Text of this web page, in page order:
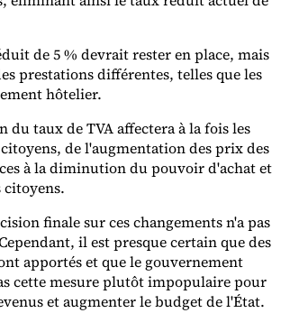
de 5 % devrait rester en place, mais
prestations différentes, telles que les
hôtelier.
du taux de TVA affectera à la fois les
de l'augmentation des prix des
à la diminution du pouvoir d'achat et
citoyens.
finale sur ces changements n'a pas
il est presque certain que des
apportés et que le gouvernement
cette mesure plutôt impopulaire pour
et augmenter le budget de l'État.